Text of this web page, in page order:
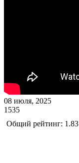
08 июля, 2025
1535
Общий рейтинг: 1.83